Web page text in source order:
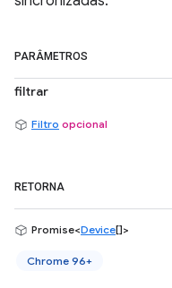
PARÂMETROS
filtrar
Filtro opcional
RETORNA
Promise<Device[]>
Chrome 96+